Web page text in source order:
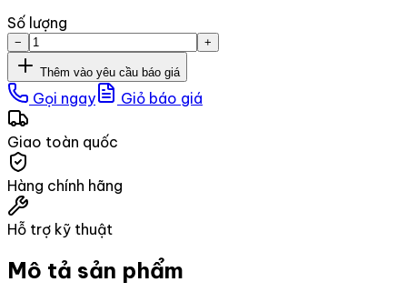
Số lượng
− +
Thêm vào yêu cầu báo giá
Gọi ngay Giỏ báo giá
Giao toàn quốc
Hàng chính hãng
Hỗ trợ kỹ thuật
Mô tả sản phẩm